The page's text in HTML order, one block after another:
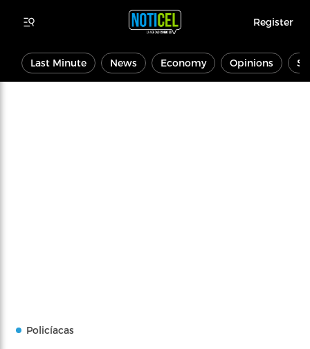
Register
Last Minute News Economy Opinions
Policíacas